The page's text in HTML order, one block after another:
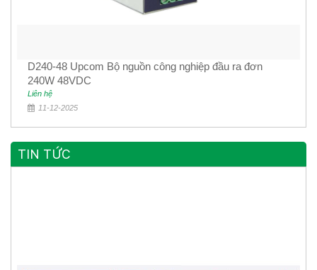
D240-48 Upcom Bộ nguồn công nghiệp đầu ra đơn
240W 48VDC
Liên hệ
11-12-2025
TIN TỨC